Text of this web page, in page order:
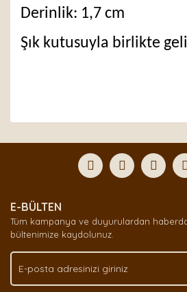
Derinlik: 1,7 cm
Şık kutusuyla birlikte
Yorum Yaz
formunu kullanarak tarafımıza
Görüş ve önerileriniz için teşekkür
Ürün açıklamasında eksik bilgiler
Ürün bilgilerinde hatalar bulunuyor.
Ürün fiyatı diğer sitelerden daha
Bu ürüne benzer farklı alternatifler
E-BÜLTEN
Tüm kampanya ve duyurulardan
bültenimize kaydolunuz.